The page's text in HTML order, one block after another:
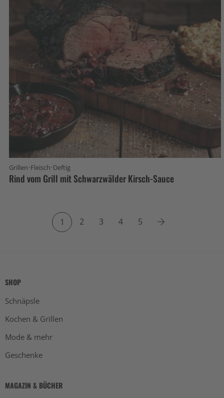
Grillen·Fleisch·Deftig
Rind vom Grill mit Schwarzwälder Kirsch-Sauce
1 2 3 4 5
SHOP
Schnäpsle
Kochen & Grillen
Mode & mehr
Geschenke
MAGAZIN & BÜCHER